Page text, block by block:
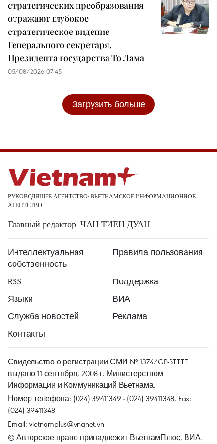
стратегических преобразования
отражают глубокое
стратегическое видение
Генерального секретаря,
Президента государства То Лама
05/08/2026 07:45
Загрузить больше
РУКОВОДЯЩЕЕ АГЕНТСТВО: ВЬЕТНАМСКОЕ ИНФОРМАЦИОННОЕ
АГЕНТСТВО
Главный редактор: ЧАН ТИЕН ДУАН
Интеллектуальная
собственность
Правила пользования
RSS
Поддержка
Языки
ВИА
Служба новостей
Реклама
Контакты
Свидельство о регистрации СМИ № 1374/GP-BTTTT
выдано 11 сентября, 2008 г. Министерством
Информации и Коммуникаций Вьетнама.
Номер телефона: (024) 39411349 - (024) 39411348, Fax:
(024) 39411348
Email: vietnamplus@vnanet.vn
© Авторское право принадлежит ВьетнамПлюс, ВИА.